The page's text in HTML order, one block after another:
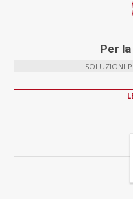
Per
SOLUZIONI